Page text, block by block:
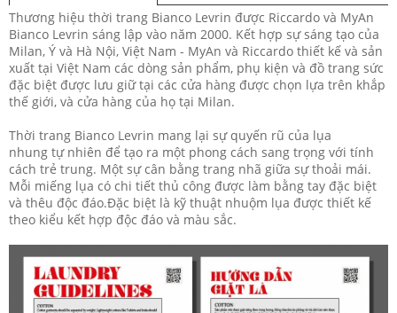
Thương hiệu thời trang Bianco Levrin được Riccardo và MyAn
Bianco Levrin sáng lập vào năm 2000. Kết hợp sự sáng tạo của
Milan, Ý và Hà Nội, Việt Nam - MyAn và Riccardo thiết kế và sản
xuất tại Việt Nam các dòng sản phẩm, phụ kiện và đồ trang sức
đặc biệt được lưu giữ tại các cửa hàng được chọn lựa trên khắp
thế giới, và cửa hàng của họ tại Milan.
Thời trang Bianco Levrin mang lại sự quyến rũ của lụa
nhung tự nhiên để tạo ra một phong cách sang trọng với tính
cách trẻ trung. Một sự cân bằng trang nhã giữa sự thoải mái.
Mỗi miếng lụa có chi tiết thủ công được làm bằng tay đặc biệt
và thêu độc đáo.Đặc biệt là kỹ thuật nhuộm lụa được thiết kế
theo kiểu kết hợp độc đáo và màu sắc.